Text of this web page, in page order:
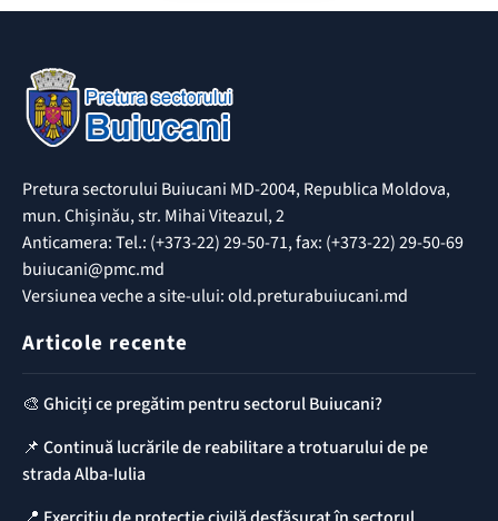
Pretura sectorului Buiucani MD-2004, Republica Moldova,
mun. Chișinău, str. Mihai Viteazul, 2
Anticamera: Tel.: (+373-22) 29-50-71, fax: (+373-22) 29-50-69
buiucani@pmc.md
Versiunea veche a site-ului: old.preturabuiucani.md
Articole recente
🎨 Ghiciți ce pregătim pentru sectorul Buiucani?
📌 Continuă lucrările de reabilitare a trotuarului de pe
strada Alba-Iulia